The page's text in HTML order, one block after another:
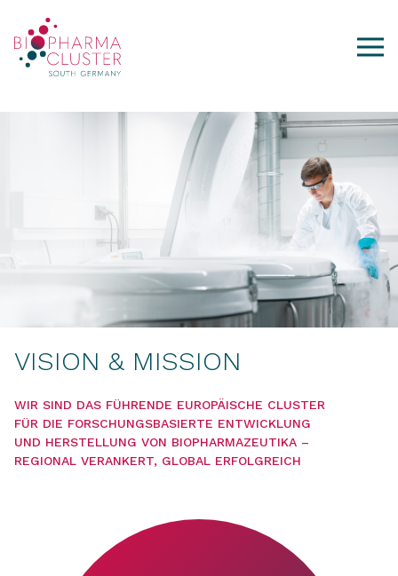
VISION & MISSION
WIR SIND DAS FÜHRENDE EUROPÄISCHE CLUSTER
FÜR DIE FORSCHUNGSBASIERTE ENTWICKLUNG
UND HERSTELLUNG VON BIOPHARMAZEUTIKA –
REGIONAL VERANKERT, GLOBAL ERFOLGREICH